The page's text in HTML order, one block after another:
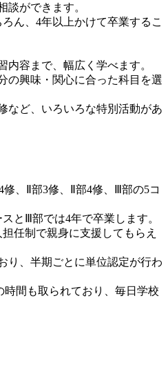
談ができます。
ん、4年以上かけて卒業するこ
内容まで、幅広く学べます。
の興味・関心に合った科目を選
など、いろいろな特別活動があ
修、Ⅱ部3修、Ⅱ部4修、Ⅲ部の5コ
とⅢ部では4年で卒業します。
任制で親身に支援してもらえ
り、半期ごとに単位認定が行わ
時間も取られており、毎日学校